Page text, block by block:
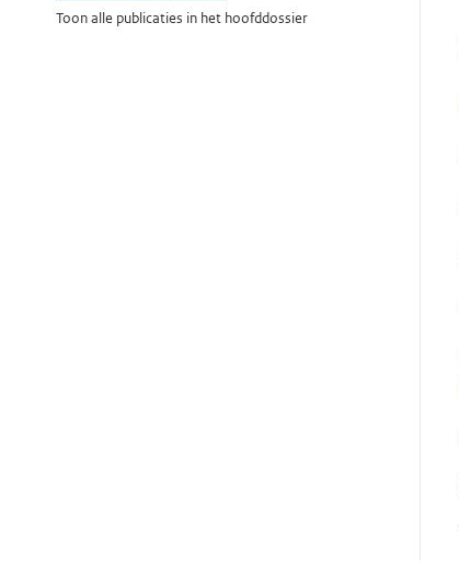
Toon alle publicaties in het hoofddossier